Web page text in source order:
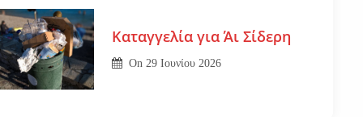
Καταγγελία για Άι Σίδερη
On 29 Ιουνίου 2026